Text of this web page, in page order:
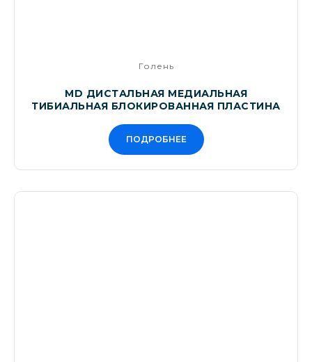
Голень
MD ДИСТАЛЬНАЯ МЕДИАЛЬНАЯ
ТИБИАЛЬНАЯ БЛОКИРОВАННАЯ ПЛАСТИНА
ПОДРОБНЕЕ